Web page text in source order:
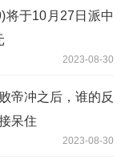
将于10月27日派中
2023-08-30
帝冲之后，谁的反
呆住
2023-08-30